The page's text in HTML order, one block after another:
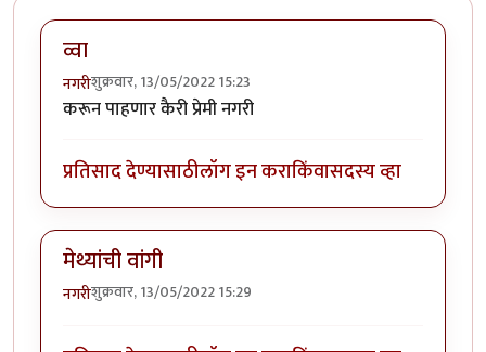
व्वा
नगरीशुक्रवार, 13/05/2022 15:23
करून पाहणार कैरी प्रेमी नगरी
प्रतिसाद देण्यासाठीलॉग इन कराकिंवासदस्य व्हा
मेथ्यांची वांगी
नगरीशुक्रवार, 13/05/2022 15:29